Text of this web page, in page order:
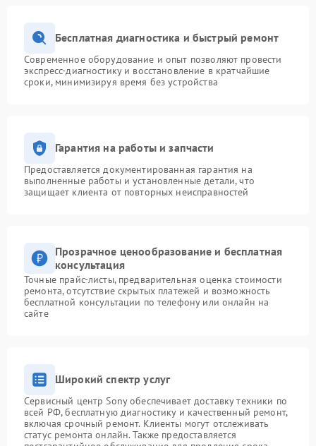
Бесплатная диагностика и быстрый ремонт
Современное оборудование и опыт позволяют провести
экспресс-диагностику и восстановление в кратчайшие
сроки, минимизируя время без устройства
Гарантия на работы и запчасти
Предоставляется документированная гарантия на
выполненные работы и установленные детали, что
защищает клиента от повторных неисправностей
Прозрачное ценообразование и бесплатная
консультация
Точные прайс-листы, предварительная оценка стоимости
ремонта, отсутствие скрытых платежей и возможность
бесплатной консультации по телефону или онлайн на
сайте
Широкий спектр услуг
Сервисный центр Sony обеспечивает доставку техники по
всей РФ, бесплатную диагностику и качественный ремонт,
включая срочный ремонт. Клиенты могут отслеживать
статус ремонта онлайн. Также предоставляется